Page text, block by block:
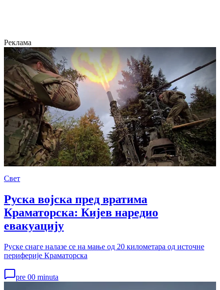
Реклама
Свет
Руска војска пред вратима
Краматорска: Кијев наредио
евакуацију
Руске снаге налазе се на мање од 20 километара од источне
периферије Краматорска
pre 00 minuta